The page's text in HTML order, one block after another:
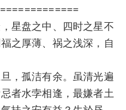
星盘之中、四时之星不
之厚薄、祸之浅深，自
，孤洁有余。虽清光遍
者水孛相逢，最嫌者土